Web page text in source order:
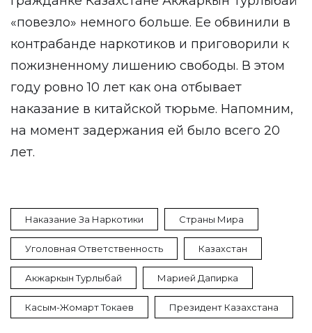
«повезло» немного больше. Ее обвинили в
контрабанде наркотиков и приговорили к
пожизненному лишению свободы. В этом
году ровно 10 лет как она отбывает
наказание в китайской тюрьме. Напомним,
на момент задержания ей было всего 20
лет.
Наказание За Наркотики Страны Мира
Уголовная Ответственность Казахстан
Акжаркын Турлыбай Марией Дапирка
Касым-Жомарт Токаев Президент Казахстана